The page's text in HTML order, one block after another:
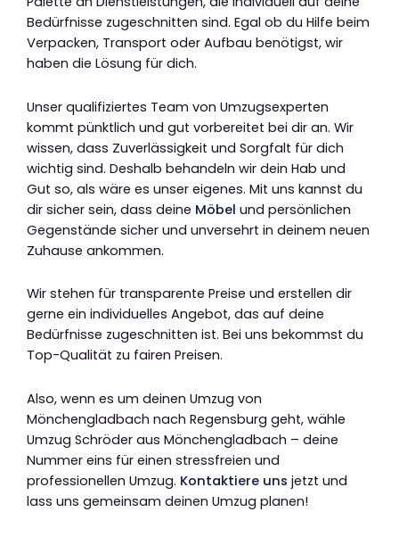
Bedürfnisse zugeschnitten sind. Egal ob du Hilfe beim
Verpacken, Transport oder Aufbau benötigst, wir
haben die Lösung für dich.
Unser qualifiziertes Team von Umzugsexperten
kommt pünktlich und gut vorbereitet bei dir an. Wir
wissen, dass Zuverlässigkeit und Sorgfalt für dich
wichtig sind. Deshalb behandeln wir dein Hab und
Gut so, als wäre es unser eigenes. Mit uns kannst du
dir sicher sein, dass deine Möbel und persönlichen
Gegenstände sicher und unversehrt in deinem neuen
Zuhause ankommen.
Wir stehen für transparente Preise und erstellen dir
gerne ein individuelles Angebot, das auf deine
Bedürfnisse zugeschnitten ist. Bei uns bekommst du
Top-Qualität zu fairen Preisen.
Also, wenn es um deinen Umzug von
Mönchengladbach nach Regensburg geht, wähle
Umzug Schröder aus Mönchengladbach – deine
Nummer eins für einen stressfreien und
professionellen Umzug. Kontaktiere uns jetzt und
lass uns gemeinsam deinen Umzug planen!